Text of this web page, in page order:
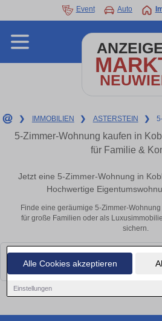
Alle Cookies akzeptieren
Einstellungen
Event Auto
❯ IMMOBILIEN ❯ ASTERSTEIN ❯
5-Zimmer-Wohnung kaufen in
für Familie &
Jetzt eine 5-Zimmer-Wohnung in
Hochwertige
Finde eine geräumige 5-Zimmer-
für große Familien oder als
sichern.
Leider konnten wir derzeit keine passenden
bald wieder vorbei!